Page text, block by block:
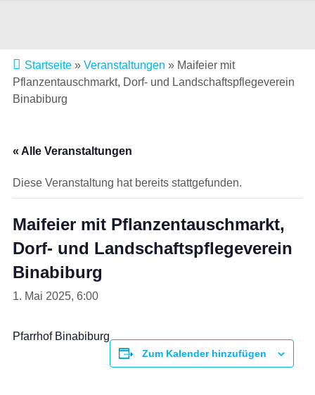
Startseite» Veranstaltungen » Maifeier mit
Pflanzentauschmarkt, Dorf- und Landschaftspflegeverein
Binabiburg
« Alle Veranstaltungen
Diese Veranstaltung hat bereits stattgefunden.
Maifeier mit Pflanzentauschmarkt,
Dorf- und Landschaftspflegeverein
Binabiburg
1. Mai 2025, 6:00
Pfarrhof Binabiburg
Zum Kalender hinzufügen